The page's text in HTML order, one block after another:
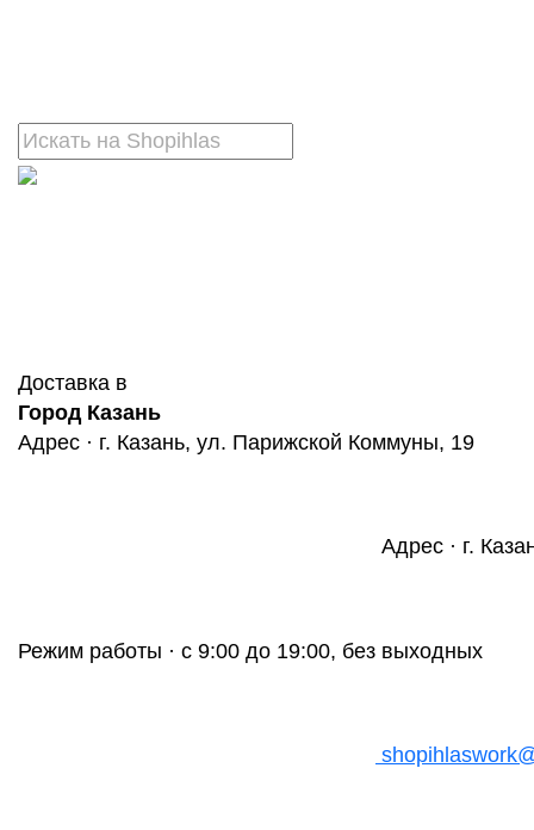
Доставка в
Город Казань
Адрес · г. Казань, ул. Парижской Коммуны, 19
Адрес · г.
Режим работы · с 9:00 до 19:00, без выходных